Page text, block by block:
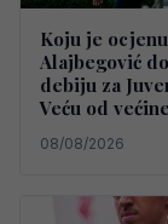
Koju je ocjenu
Alajbegović
debiju za
Veću od
08/08/2026